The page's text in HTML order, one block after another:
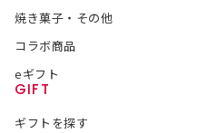
焼き菓子・その他
コラボ商品
eギフト
GIFT
ギフトを探す